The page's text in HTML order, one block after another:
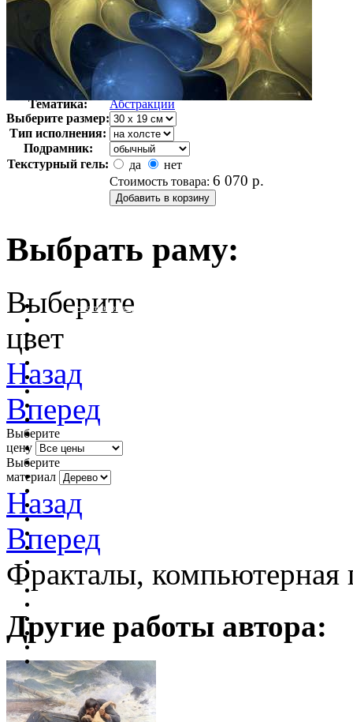
Автор:
Неизвестно
Арт-стиль
Компьютерная
Тематика:
Абстракции
Выберите размер:
Тип исполнения:
Подрамник:
Текстурный гель:
да
нет
Стоимость товара: 6 070 р.
Выбрать раму:
очистить фильтр цвета
Выберите
цвет
Назад
Вперед
Выберите
цену
Выберите
материал
Назад
Вперед
Фракталы, компьютерная
Другие работы автора: